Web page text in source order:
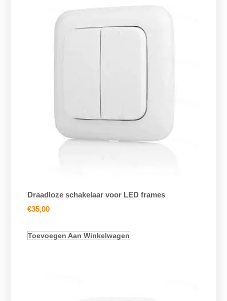
Draadloze schakelaar voor LED frames
€35,00
Toevoegen Aan Winkelwagen